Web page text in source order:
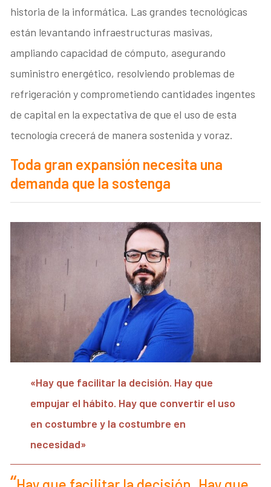
historia de la informática. Las grandes tecnológicas
están levantando infraestructuras masivas,
ampliando capacidad de cómputo, asegurando
suministro energético, resolviendo problemas de
refrigeración y comprometiendo cantidades ingentes
de capital en la expectativa de que el uso de esta
tecnología crecerá de manera sostenida y voraz.
Toda gran expansión necesita una
demanda que la sostenga
«Hay que facilitar la decisión. Hay que
empujar el hábito. Hay que convertir el uso
en costumbre y la costumbre en
necesidad»